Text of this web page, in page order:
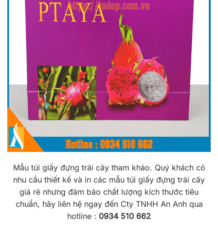
Mẫu túi giấy đựng trái cây tham khảo. Quý khách có
nhu cầu thiết kế và in các mẫu túi giấy đựng trái cây
giá rẻ nhưng đảm bảo chất lượng kích thước tiêu
chuẩn, hãy liên hệ ngay đến Cty TNHH An Anh qua
hotline : 0934 510 662